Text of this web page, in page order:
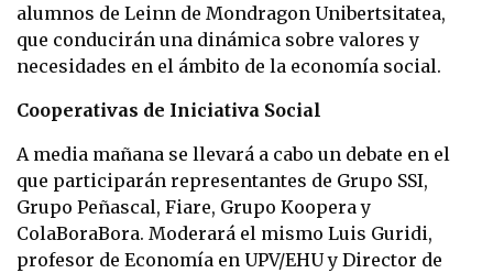
alumnos de Leinn de Mondragon Unibertsitatea,
que conducirán una dinámica sobre valores y
necesidades en el ámbito de la economía social.
Cooperativas de Iniciativa Social
A media mañana se llevará a cabo un debate en el
que participarán representantes de Grupo SSI,
Grupo Peñascal, Fiare, Grupo Koopera y
ColaBoraBora. Moderará el mismo Luis Guridi,
profesor de Economía en UPV/EHU y Director de